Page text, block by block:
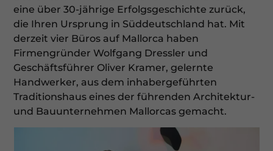
eine über 30-jährige Erfolgsgeschichte zurück,
die Ihren Ursprung in Süddeutschland hat. Mit
derzeit vier Büros auf Mallorca haben
Firmengründer Wolfgang Dressler und
Geschäftsführer Oliver Kramer, gelernte
Handwerker, aus dem inhabergeführten
Traditionshaus eines der führenden Architektur-
und Bauunternehmen Mallorcas gemacht.
Informationen über die Verwendung Ihrer Daten finden Sie
in unserer
Datenschutzerklärung
Hier finden Sie eine Übersicht über alle verwendeten
Cookies. Sie können Ihre Einwilligung zu ganzen
Kategorien geben oder sich weitere Informationen
anzeigen lassen und so nur bestimmte Cookies auswählen.
Alle akzeptieren Speichern